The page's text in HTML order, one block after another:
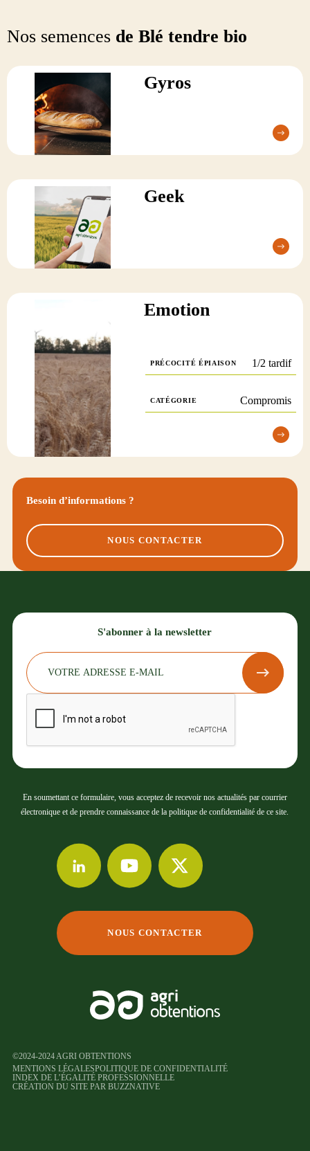
Nos semences de Blé tendre bio
Gyros
Geek
Emotion
PRÉCOCITÉ ÉPIAISON 1/2 tardif
CATÉGORIE Compromis
Besoin d’informations ?
NOUS CONTACTER
S'abonner à la newsletter
En soumettant ce formulaire, vous acceptez de recevoir nos actualités par courrier
électronique et de prendre connaissance de la politique de confidentialité de ce site.
NOUS CONTACTER
©2024-2024 AGRI OBTENTIONS
MENTIONS LÉGALESPOLITIQUE DE CONFIDENTIALITÉ
INDEX DE L’ÉGALITÉ PROFESSIONNELLE
CRÉATION DU SITE PAR BUZZNATIVE